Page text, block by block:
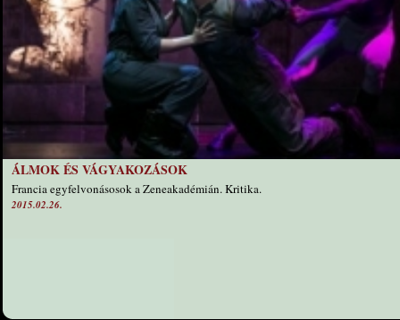
ÁLMOK ÉS VÁGYAKOZÁSOK
Francia egyfelvonásosok a Zeneakadémián. Kritika.
2015.02.26.